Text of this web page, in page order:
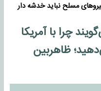
مسلح نباید خدشه دار
چرا با آمریکا
ظاهربین